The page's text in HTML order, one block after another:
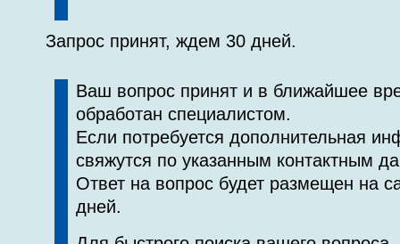
Запрос принят, ждем 30 дней.
Ваш вопрос принят и в ближайшее
обработан специалистом.
Если потребуется дополнительная
свяжутся по указанным контактным
Ответ на вопрос будет размещен на
дней.